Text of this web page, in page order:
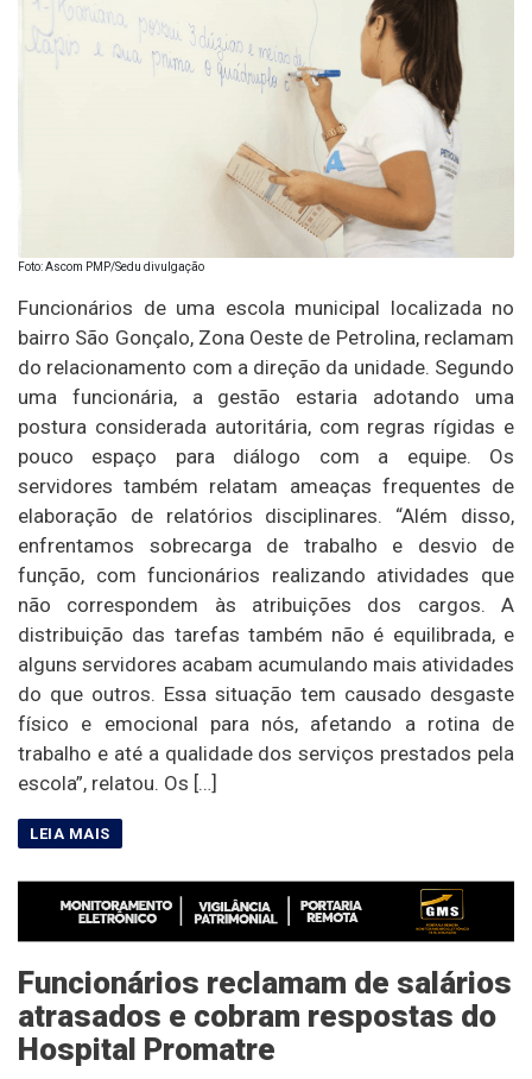
Foto: Ascom PMP/Sedu divulgação
Funcionários de uma escola municipal localizada no
bairro São Gonçalo, Zona Oeste de Petrolina, reclamam
do relacionamento com a direção da unidade. Segundo
uma funcionária, a gestão estaria adotando uma
postura considerada autoritária, com regras rígidas e
pouco espaço para diálogo com a equipe. Os
servidores também relatam ameaças frequentes de
elaboração de relatórios disciplinares. “Além disso,
enfrentamos sobrecarga de trabalho e desvio de
função, com funcionários realizando atividades que
não correspondem às atribuições dos cargos. A
distribuição das tarefas também não é equilibrada, e
alguns servidores acabam acumulando mais atividades
do que outros. Essa situação tem causado desgaste
físico e emocional para nós, afetando a rotina de
trabalho e até a qualidade dos serviços prestados pela
escola”, relatou. Os […]
Funcionários reclamam de salários
atrasados e cobram respostas do
Hospital Promatre